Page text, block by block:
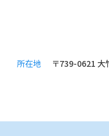
所在地 〒739-0621